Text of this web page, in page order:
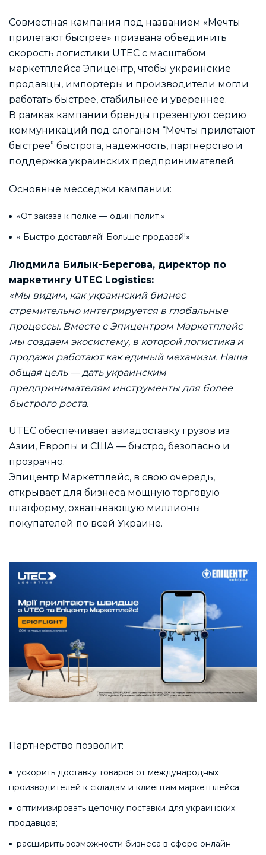
Совместная кампания под названием «Мечты
прилетают быстрее» призвана объединить
скорость логистики UTEC с масштабом
маркетплейса Эпицентр, чтобы украинские
продавцы, импортеры и производители могли
работать быстрее, стабильнее и увереннее.
В рамках кампании бренды презентуют серию
коммуникаций под слоганом “Мечты прилетают
быстрее” быстрота, надежность, партнерство и
поддержка украинских предпринимателей.
Основные месседжи кампании:
«От заказа к полке — один полит.»
« Быстро доставляй! Больше продавай!»
Людмила Билык-Берегова, директор по
маркетингу UTEC Logistics:
«Мы видим, как украинский бизнес
стремительно интегрируется в глобальные
процессы. Вместе с Эпицентром Маркетплейс
мы создаем экосистему, в которой логистика и
продажи работают как единый механизм. Наша
общая цель — дать украинским
предпринимателям инструменты для более
быстрого роста.
UTEC обеспечивает авиадоставку грузов из
Азии, Европы и США — быстро, безопасно и
прозрачно.
Эпицентр Маркетплейс, в свою очередь,
открывает для бизнеса мощную торговую
платформу, охватывающую миллионы
покупателей по всей Украине.
Партнерство позволит:
ускорить доставку товаров от международных
производителей к складам и клиентам маркетплейса;
оптимизировать цепочку поставки для украинских
продавцов;
расширить возможности бизнеса в сфере онлайн-